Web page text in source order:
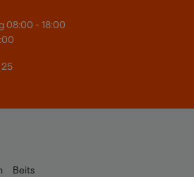
08:00 - 18:00
Beits